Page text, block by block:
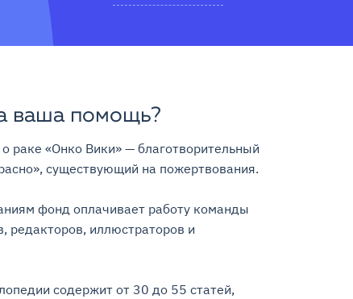
ваша помощь?
раке «Онко Вики» — благотворительный
существующий на пожертвования.
фонд оплачивает работу команды
редакторов, иллюстраторов и
содержит от 30 до 55 статей,